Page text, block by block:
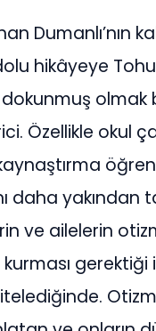
Dumanlı’nın
hikâyeye
olmak
Özellikle okul
daha yakından
ve ailelerin
kurması gerektiği